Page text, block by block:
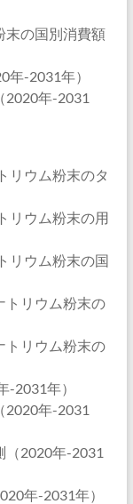
末の国別消費額
年-2031年）
2020年-2031
リウム粉末のタ
リウム粉末の用
リウム粉末の国
トリウム粉末の
トリウム粉末の
-2031年）
2020年-2031
（2020年-2031
年-2031年）